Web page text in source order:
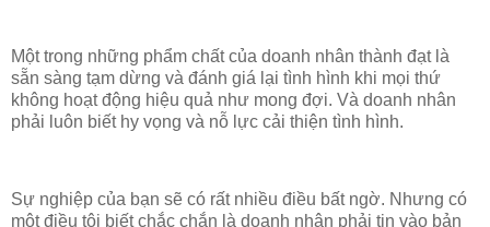
Một trong những phẩm chất của doanh nhân thành đạt là
sẵn sàng tạm dừng và đánh giá lại tình hình khi mọi thứ
không hoạt động hiệu quả như mong đợi. Và doanh nhân
phải luôn biết hy vọng và nỗ lực cải thiện tình hình.
Sự nghiệp của bạn sẽ có rất nhiều điều bất ngờ. Nhưng có
một điều tôi biết chắc chắn là doanh nhân phải tin vào bản